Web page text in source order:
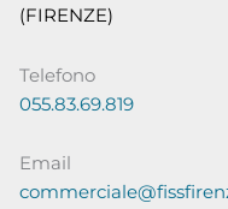
(FIRENZE)
Telefono
055.83.69.819
Email